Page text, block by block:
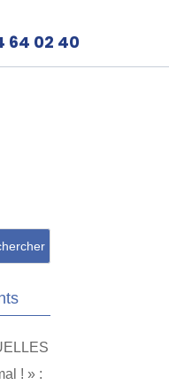
64 02 40
! » :